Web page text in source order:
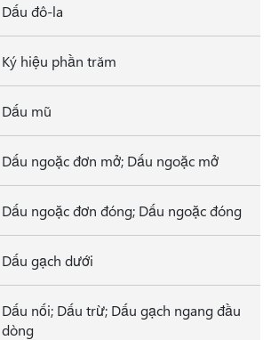
Dấu đô-la
Ký hiệu phần trăm
Dấu mũ
Dấu ngoặc đơn mở; Dấu ngoặc mở
Dấu ngoặc đơn đóng; Dấu ngoặc đóng
Dấu gạch dưới
Dấu nối; Dấu trừ; Dấu gạch ngang đầu
dòng